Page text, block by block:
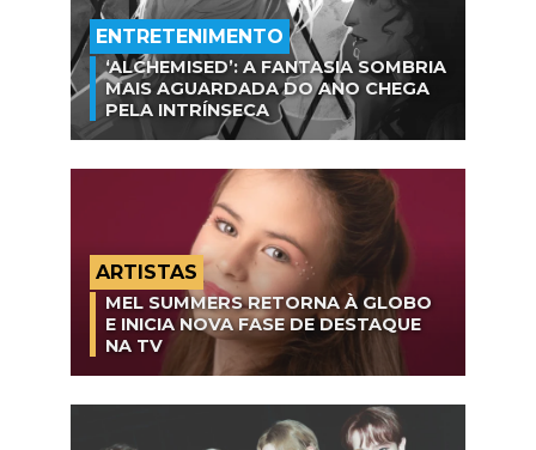
ENTRETENIMENTO
‘ALCHEMISED’: A FANTASIA SOMBRIA
MAIS AGUARDADA DO ANO CHEGA
PELA INTRÍNSECA
ARTISTAS
MEL SUMMERS RETORNA À GLOBO
E INICIA NOVA FASE DE DESTAQUE
NA TV